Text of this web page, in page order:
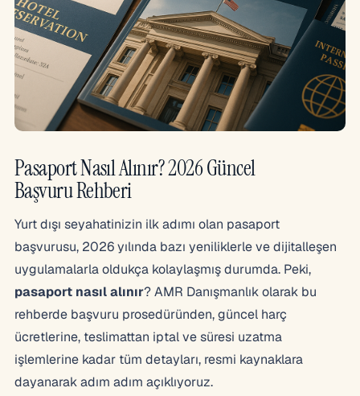
Pasaport Nasıl Alınır? 2026 Güncel
Başvuru Rehberi
Yurt dışı seyahatinizin ilk adımı olan pasaport
başvurusu, 2026 yılında bazı yeniliklerle ve dijitalleşen
uygulamalarla oldukça kolaylaşmış durumda. Peki,
pasaport nasıl alınır? AMR Danışmanlık olarak bu
rehberde başvuru prosedüründen, güncel harç
ücretlerine, teslimattan iptal ve süresi uzatma
işlemlerine kadar tüm detayları, resmi kaynaklara
dayanarak adım adım açıklıyoruz.